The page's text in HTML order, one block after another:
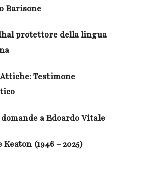
Barisone
protettore della lingua
Testimone
a Edoardo Vitale
Keaton (1946 – 2025)